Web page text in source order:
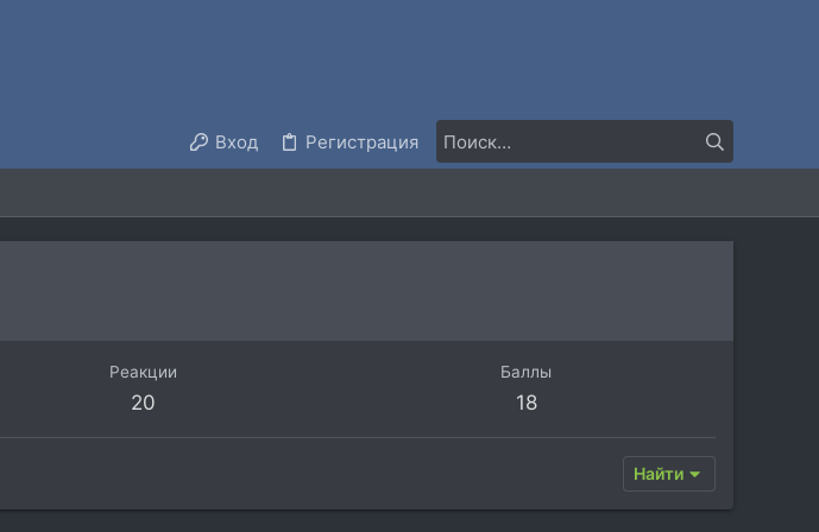
Вход Регистрация
Реакции
20
Баллы
18
Найти